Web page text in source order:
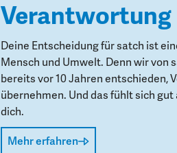
Verantwortung
Deine Entscheidung für satch ist
Mensch und Umwelt. Denn wir von
bereits vor 10 Jahren entschieden,
übernehmen. Und das fühlt sich gut
dich.
Mehr erfahren